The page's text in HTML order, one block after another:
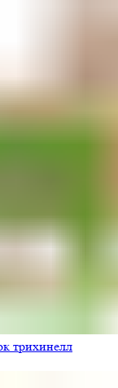
трихинелл